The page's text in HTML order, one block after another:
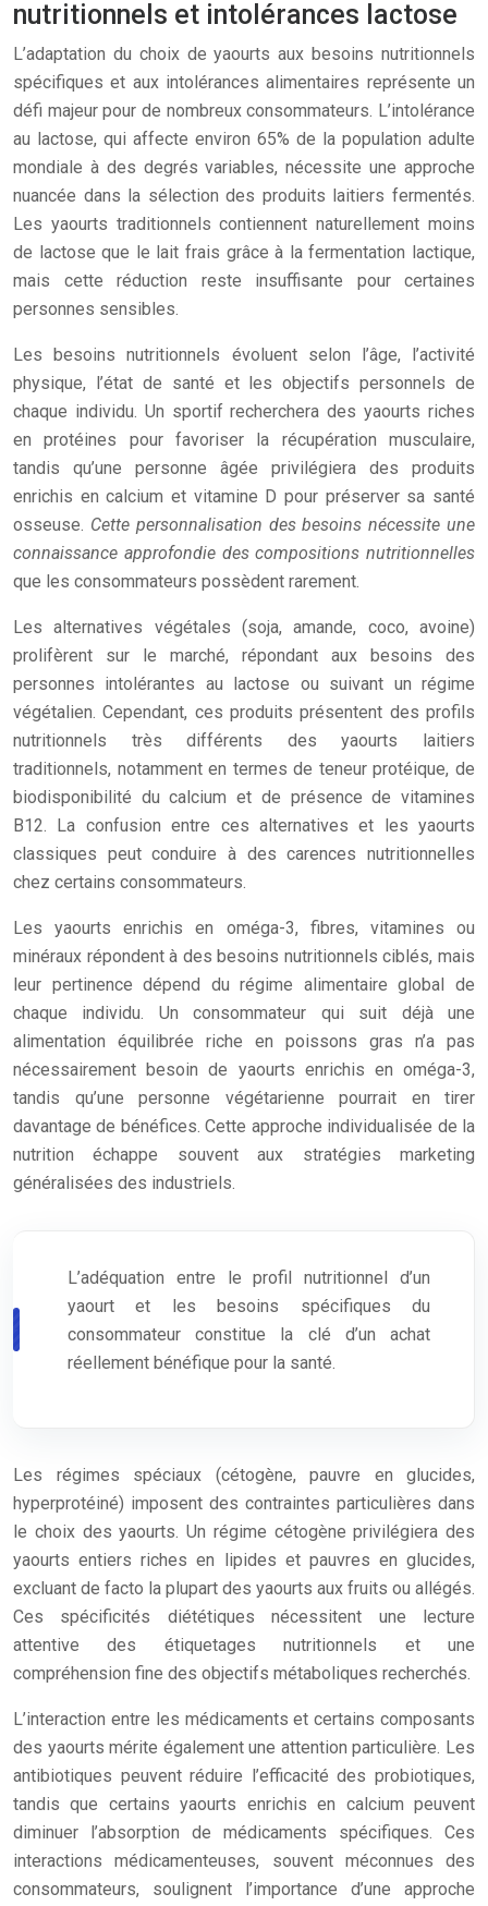
nutritionnels et intolérances lactose
L’adaptation du choix de yaourts aux besoins nutritionnels
spécifiques et aux intolérances alimentaires représente un
défi majeur pour de nombreux consommateurs. L’intolérance
au lactose, qui affecte environ 65% de la population adulte
mondiale à des degrés variables, nécessite une approche
nuancée dans la sélection des produits laitiers fermentés.
Les yaourts traditionnels contiennent naturellement moins
de lactose que le lait frais grâce à la fermentation lactique,
mais cette réduction reste insuffisante pour certaines
personnes sensibles.
Les besoins nutritionnels évoluent selon l’âge, l’activité
physique, l’état de santé et les objectifs personnels de
chaque individu. Un sportif recherchera des yaourts riches
en protéines pour favoriser la récupération musculaire,
tandis qu’une personne âgée privilégiera des produits
enrichis en calcium et vitamine D pour préserver sa santé
osseuse. Cette personnalisation des besoins nécessite une
connaissance approfondie des compositions nutritionnelles
que les consommateurs possèdent rarement.
Les alternatives végétales (soja, amande, coco, avoine)
prolifèrent sur le marché, répondant aux besoins des
personnes intolérantes au lactose ou suivant un régime
végétalien. Cependant, ces produits présentent des profils
nutritionnels très différents des yaourts laitiers
traditionnels, notamment en termes de teneur protéique, de
biodisponibilité du calcium et de présence de vitamines
B12. La confusion entre ces alternatives et les yaourts
classiques peut conduire à des carences nutritionnelles
chez certains consommateurs.
Les yaourts enrichis en oméga-3, fibres, vitamines ou
minéraux répondent à des besoins nutritionnels ciblés, mais
leur pertinence dépend du régime alimentaire global de
chaque individu. Un consommateur qui suit déjà une
alimentation équilibrée riche en poissons gras n’a pas
nécessairement besoin de yaourts enrichis en oméga-3,
tandis qu’une personne végétarienne pourrait en tirer
davantage de bénéfices. Cette approche individualisée de la
nutrition échappe souvent aux stratégies marketing
généralisées des industriels.
L’adéquation entre le profil nutritionnel d’un
yaourt et les besoins spécifiques du
consommateur constitue la clé d’un achat
réellement bénéfique pour la santé.
Les régimes spéciaux (cétogène, pauvre en glucides,
hyperprotéiné) imposent des contraintes particulières dans
le choix des yaourts. Un régime cétogène privilégiera des
yaourts entiers riches en lipides et pauvres en glucides,
excluant de facto la plupart des yaourts aux fruits ou allégés.
Ces spécificités diététiques nécessitent une lecture
attentive des étiquetages nutritionnels et une
compréhension fine des objectifs métaboliques recherchés.
L’interaction entre les médicaments et certains composants
des yaourts mérite également une attention particulière. Les
antibiotiques peuvent réduire l’efficacité des probiotiques,
tandis que certains yaourts enrichis en calcium peuvent
diminuer l’absorption de médicaments spécifiques. Ces
interactions médicamenteuses, souvent méconnues des
consommateurs, soulignent l’importance d’une approche